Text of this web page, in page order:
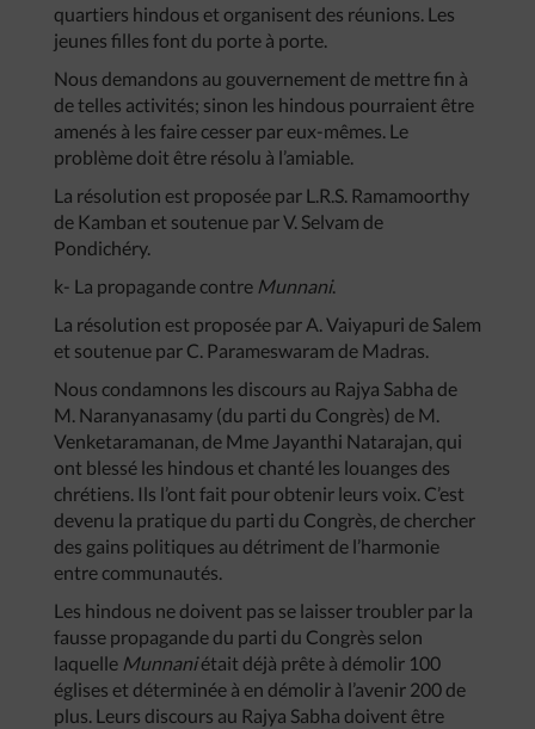
quartiers hindous et organisent des réunions. Les
jeunes filles font du porte à porte.
Nous demandons au gouvernement de mettre fin à
de telles activités; sinon les hindous pourraient être
amenés à les faire cesser par eux-mêmes. Le
problème doit être résolu à l’amiable.
La résolution est proposée par L.R.S. Ramamoorthy
de Kamban et soutenue par V. Selvam de
Pondichéry.
k- La propagande contre Munnani.
La résolution est proposée par A. Vaiyapuri de Salem
et soutenue par C. Parameswaram de Madras.
Nous condamnons les discours au Rajya Sabha de
M. Naranyanasamy (du parti du Congrès) de M.
Venketaramanan, de Mme Jayanthi Natarajan, qui
ont blessé les hindous et chanté les louanges des
chrétiens. Ils l’ont fait pour obtenir leurs voix. C’est
devenu la pratique du parti du Congrès, de chercher
des gains politiques au détriment de l’harmonie
entre communautés.
Les hindous ne doivent pas se laisser troubler par la
fausse propagande du parti du Congrès selon
laquelle Munnaniétait déjà prête à démolir 100
églises et déterminée à en démolir à l’avenir 200 de
plus. Leurs discours au Rajya Sabha doivent être